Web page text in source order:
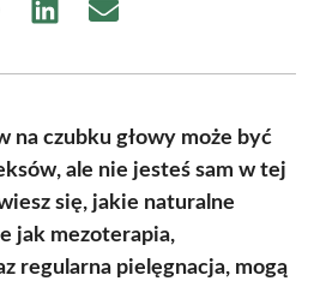
Share Share
na czubku głowy może być
ale nie jesteś sam w tej
się, jakie naturalne
jak mezoterapia,
regularna pielęgnacja, mogą